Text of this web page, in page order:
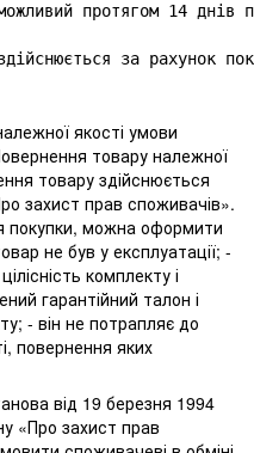
протягом 14 днів
за рахунок
якості умови
товару належної
товару здійснюється
захист прав споживачів».
покупки, можна оформити
не був у експлуатації; -
комплекту і
гарантійний талон і
- він не потрапляє до
повернення яких
від 19 березня 1994
«Про захист прав